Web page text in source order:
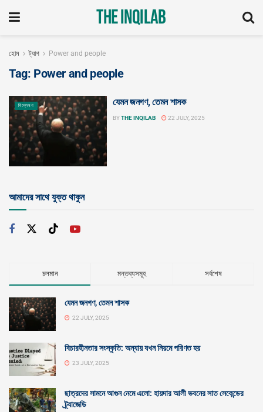
The Inqilab
হোম ট্যাগ Power and people
Tag: Power and people
বিশ্লেষণ যেমন জনগণ, তেমন শাসক
BYTHE INQILAB 22 JULY, 2025
আমাদের সাথে যুক্ত থাকুন
চলমান মন্তব্যসমূহ সর্বশেষ
যেমন জনগণ, তেমন শাসক
22 JULY, 2025
বিচারহীনতার সংস্কৃতি: অন্যায় যখন নিয়মে পরিণত হয়
23 JULY, 2025
ছাত্রদের সামনে আগুন নেমে এলো: হায়দার আলী ভবনের সাত সেকেন্ডের
ট্র্যাজেডি